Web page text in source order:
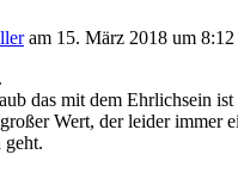
am 15. März 2018 um 8:12
das mit dem Ehrlichsein
Wert, der leider immer
geht.